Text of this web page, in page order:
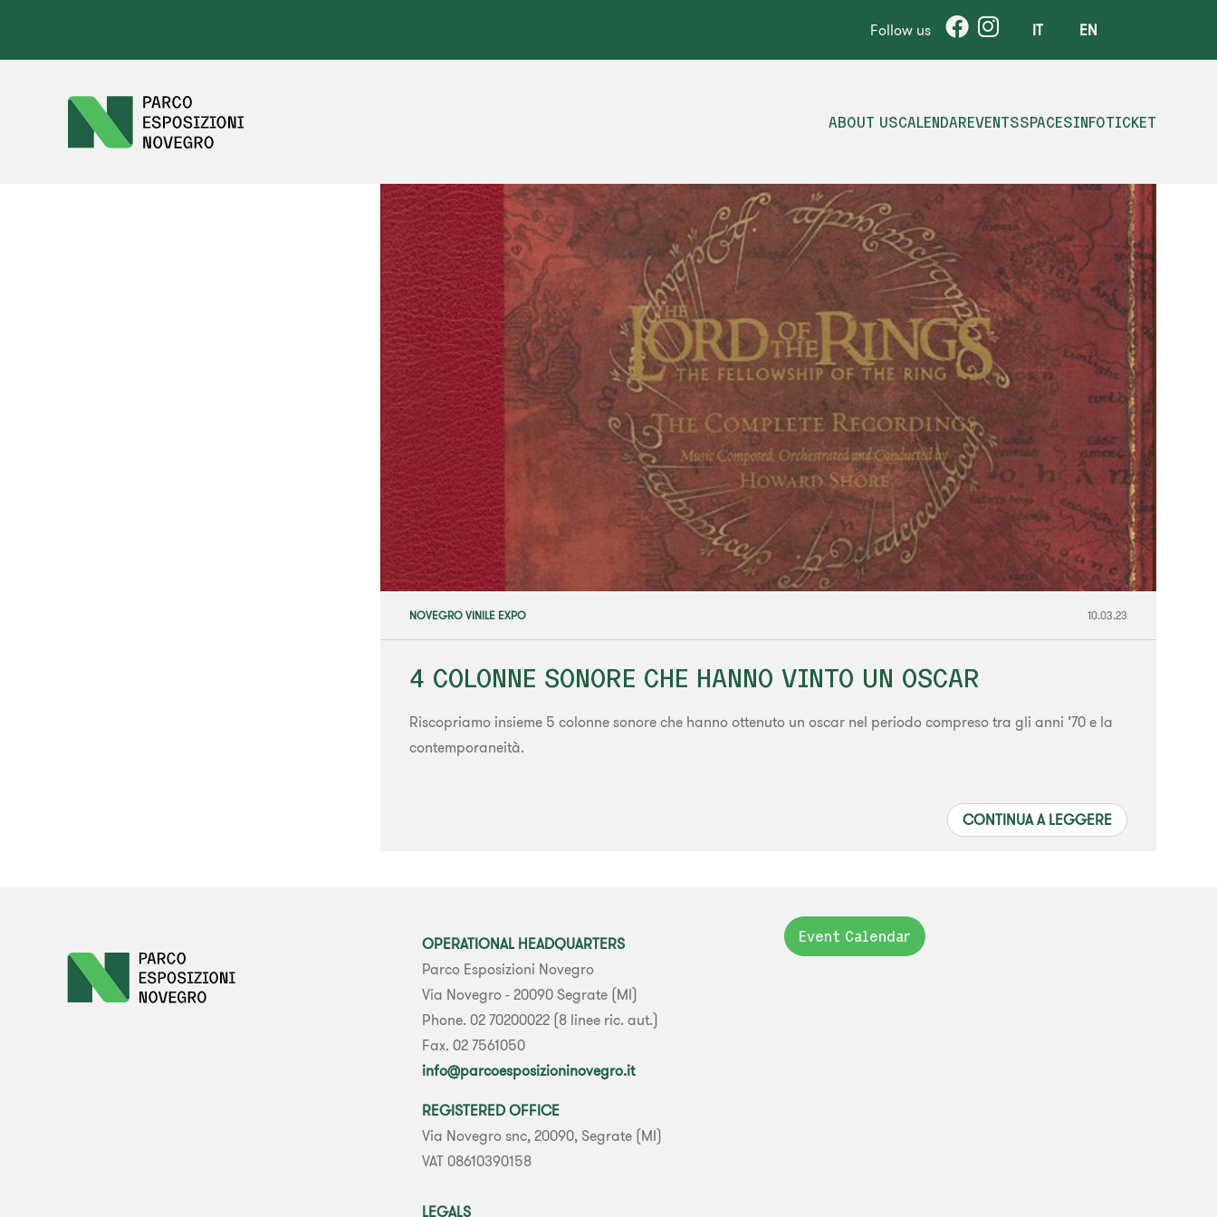
Follow us IT EN
ABOUT USCALENDAREVENTSSPACESINFOTICKET
NOVEGRO VINILE EXPO 10.03.23
4 COLONNE SONORE CHE HANNO VINTO UN OSCAR
Riscopriamo insieme 5 colonne sonore che hanno ottenuto un oscar nel periodo compreso tra gli anni ’70 e la
contemporaneità.
CONTINUA A LEGGERE
OPERATIONAL HEADQUARTERS
Parco Esposizioni Novegro
Via Novegro - 20090 Segrate (MI)
Phone. 02 70200022 (8 linee ric. aut.)
Fax. 02 7561050
info@parcoesposizioninovegro.it
REGISTERED OFFICE
Via Novegro snc, 20090, Segrate (MI)
VAT 08610390158
LEGALS
Event Calendar